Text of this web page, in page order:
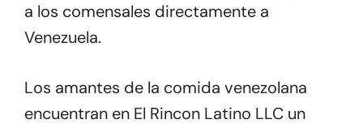
a los comensales directamente a
Venezuela.
Los amantes de la comida venezolana
encuentran en El Rincon Latino LLC un